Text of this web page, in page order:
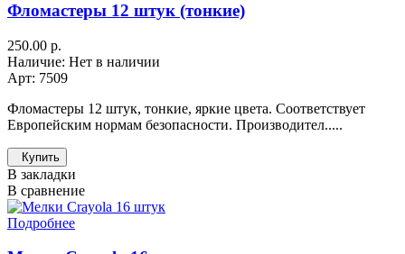
Фломастеры 12 штук (тонкие)
250.00 р.
Наличие: Нет в наличии
Арт: 7509
Фломастеры 12 штук, тонкие, яркие цвета. Соответствует
Европейским нормам безопасности. Производител.....
Купить
В закладки
В сравнение
Подробнее